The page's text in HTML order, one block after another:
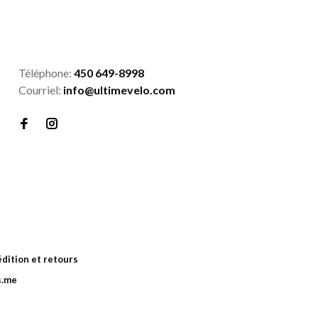
Téléphone: 450 649-8998
Courriel: info@ultimevelo.com
et retours